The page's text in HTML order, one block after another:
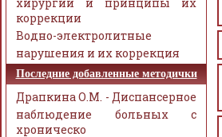
коррекции
Водно-электролитные
нарушения и их коррекция
Последние добавленные методички
Драпкина О.М. - Диспансерное
наблюдение больных с
хроническо